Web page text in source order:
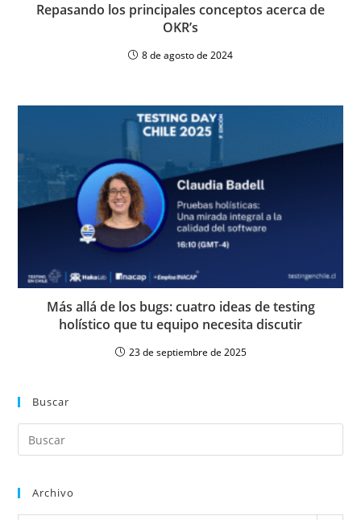
Repasando los principales conceptos acerca de
OKR’s
8 de agosto de 2024
Más allá de los bugs: cuatro ideas de testing
holístico que tu equipo necesita discutir
23 de septiembre de 2025
Buscar
Archivo